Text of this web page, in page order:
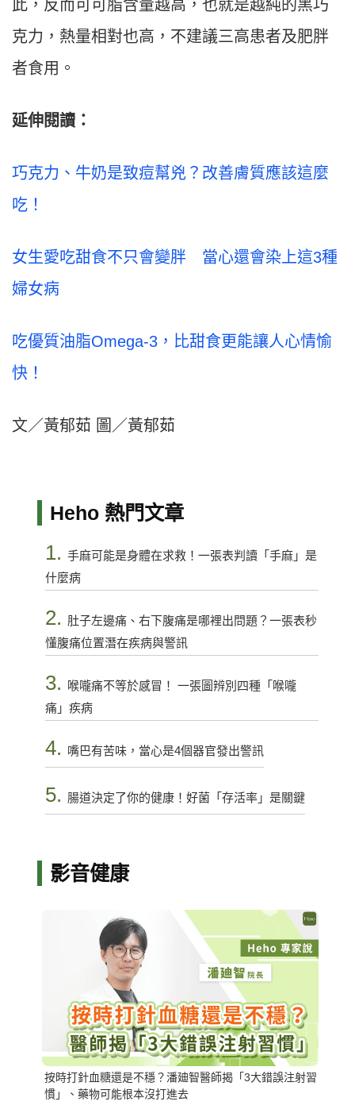
此，反而可可脂含量越高，也就是越純的黑巧
克力，熱量相對也高，不建議三高患者及肥胖
者食用。
延伸閱讀：
巧克力、牛奶是致痘幫兇？改善膚質應該這麼
吃！
女生愛吃甜食不只會變胖 當心還會染上這3種
婦女病
吃優質油脂Omega-3，比甜食更能讓人心情愉
快！
文／黃郁茹 圖／黃郁茹
Heho 熱門文章
1. 手麻可能是身體在求救！一張表判讀「手麻」是
什麼病
2. 肚子左邊痛、右下腹痛是哪裡出問題？一張表秒
懂腹痛位置潛在疾病與警訊
3.
喉嚨痛不等於感冒！ 一張圖辨別四種「喉嚨
痛」疾病
4. 嘴巴有苦味，當心是4個器官發出警訊
5. 腸道決定了你的健康！好菌「存活率」是關鍵
影音健康
按時打針血糖還是不穩？潘廸智醫師揭「3大錯誤注射習
慣」、藥物可能根本沒打進去